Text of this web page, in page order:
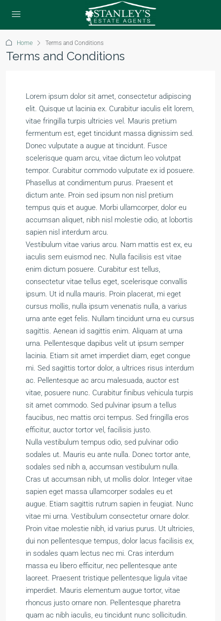
Home Terms and Conditions
Terms and Conditions
Lorem ipsum dolor sit amet, consectetur adipiscing
elit. Quisque ut lacinia ex. Curabitur iaculis elit lorem,
vitae fringilla turpis ultricies vel. Mauris pretium
fermentum est, eget tincidunt massa dignissim sed.
Donec vulputate a augue at tincidunt. Fusce
scelerisque quam arcu, vitae dictum leo volutpat
tempor. Curabitur commodo vulputate ex id posuere.
Phasellus at condimentum purus. Praesent et
dictum ante. Proin sed ipsum non nisl pretium
tempus quis et augue. Morbi ullamcorper, dolor eu
accumsan aliquet, nibh nisl molestie odio, at lobortis
sapien nisl interdum arcu.
Vestibulum vitae varius arcu. Nam mattis est ex, eu
iaculis sem euismod nec. Nulla facilisis est vitae
enim dictum posuere. Curabitur est tellus,
consectetur vitae tellus eget, scelerisque convallis
ipsum. Ut id nulla mauris. Proin placerat, mi eget
cursus mollis, nulla ipsum venenatis nulla, a varius
urna ante eget felis. Nullam tincidunt urna eu cursus
sagittis. Aenean id sagittis enim. Aliquam at urna
urna. Pellentesque dapibus velit ut ipsum semper
lacinia. Etiam sit amet imperdiet diam, eget congue
mi. Sed sagittis tortor dolor, a ultrices risus interdum
ac. Pellentesque ac arcu malesuada, auctor est
vitae, posuere nunc. Curabitur finibus vehicula turpis
sit amet commodo. Sed pulvinar ipsum a tellus
faucibus, nec mattis orci tempus. Sed fringilla eros
efficitur, auctor tortor vel, facilisis justo.
Nulla vestibulum tempus odio, sed pulvinar odio
sodales ut. Mauris eu ante nulla. Donec tortor ante,
sodales sed nibh a, accumsan vestibulum nulla.
Cras ut accumsan nibh, ut mollis dolor. Integer vitae
sapien eget massa ullamcorper sodales eu et
augue. Etiam sagittis rutrum sapien in feugiat. Nunc
vitae mi urna. Vestibulum consectetur ornare dolor.
Proin vitae molestie nibh, id varius purus. Ut ultricies,
dui non pellentesque tempus, dolor lacus facilisis ex,
in sodales quam lectus nec mi. Cras interdum
massa eu libero efficitur, nec pellentesque ante
laoreet. Praesent tristique pellentesque ligula vitae
imperdiet. Mauris elementum augue tortor, vitae
rhoncus justo ornare non. Pellentesque pharetra
quam ac nibh iaculis, eu tincidunt nunc sollicitudin.